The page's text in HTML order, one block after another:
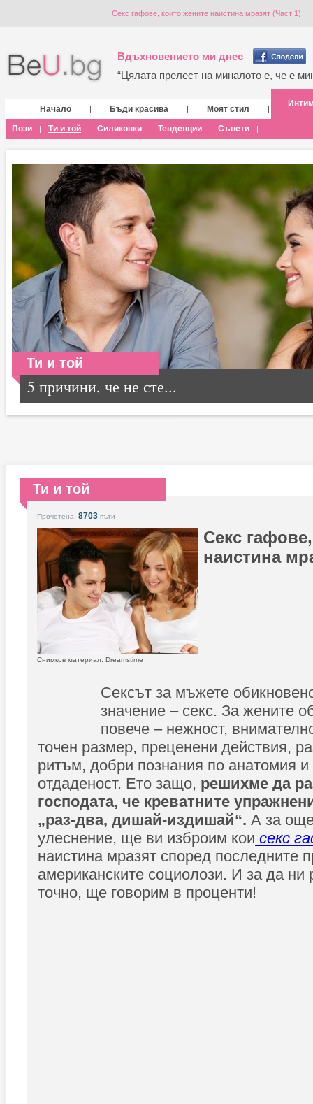
Секс гафове, които жените наистина мразят (Част 1)
Вдъхновението ми днес
“Цялата прелест на миналото е, че е
Начало | Бъди красива | Моят стил |
Пози | Ти и той | Силиконки | Тенденции | Съвети |
Ти и той
5 причини, че не сте...
Ти и той
Прочетена: 8703 пъти
Секс
наистина
Снимков материал: Dreamstime
Сексът за мъжете
значение – секс. За жените
повече – нежност,
точен размер, преценени действия,
ритъм, добри познания по анатомия
отдаденост. Ето защо, решихме да
господата, че креватните
„раз-два, дишай-издишай“. А за
улеснение, ще ви изброим кои секс
наистина мразят според последните
американските социолози. И за да ни
точно, ще говорим в проценти!